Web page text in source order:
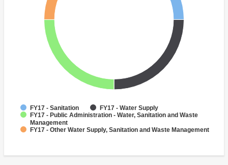
FY17 - Sanitation
FY17 - Water Supply
FY17 - Public Administration - Water, Sanitation and Waste
Management
FY17 - Other Water Supply, Sanitation and Waste Management